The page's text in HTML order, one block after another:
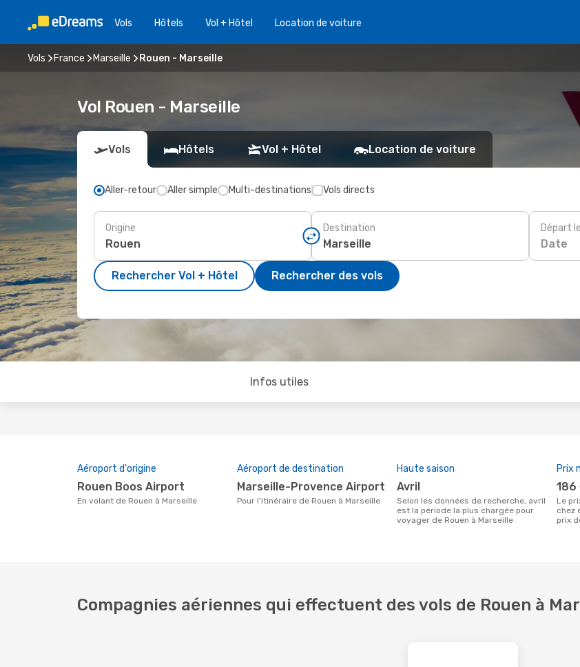
Vols Hôtels Vol + Hôtel Location de voiture
Vols France Marseille Rouen - Marseille
Vol Rouen - Marseille
Vols Hôtels Vol + Hôtel Location de voiture
Aller-retour Aller simple Multi-destinations Vols directs
Origine Destination Départ le
Date
Rechercher Vol + Hôtel Rechercher des vols
Infos utiles
Aéroport d'origine
Rouen Boos Airport
En volant de Rouen à Marseille
Aéroport de destination
Marseille-Provence Airport
Pour l'itinéraire de Rouen à Marseille
Haute saison
avril
Selon les données de recherche, avril
est la période la plus chargée pour
voyager de Rouen à Marseille
Prix
Le prix moyen d'un vol Rouen - Marseille
chez
prix
Compagnies aériennes qui effectuent des vols de Rouen à